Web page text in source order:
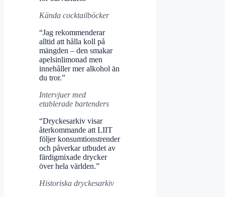
Kända cocktailböcker
“Jag rekommenderar
alltid att hålla koll på
mängden – den smakar
apelsinlimonad men
innehåller mer alkohol än
du tror.”
Intervjuer med
etablerade bartenders
“Dryckesarkiv visar
återkommande att LIIT
följer konsumtionstrender
och påverkar utbudet av
färdigmixade drycker
över hela världen.”
Historiska dryckesarkiv